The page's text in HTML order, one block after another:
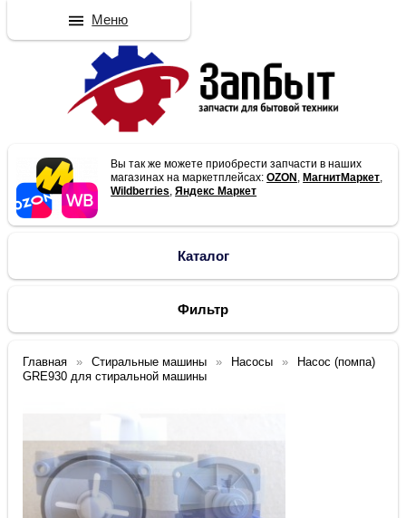
Вы так же можете приобрести запчасти в наших
магазинах на маркетплейсах:OZON , МагнитМаркет,
Wildberries,Яндекс Маркет
Каталог
Фильтр
Главная Стиральные машины Насосы
Насос (помпа)
GRE930 для стиральной машины
Меню